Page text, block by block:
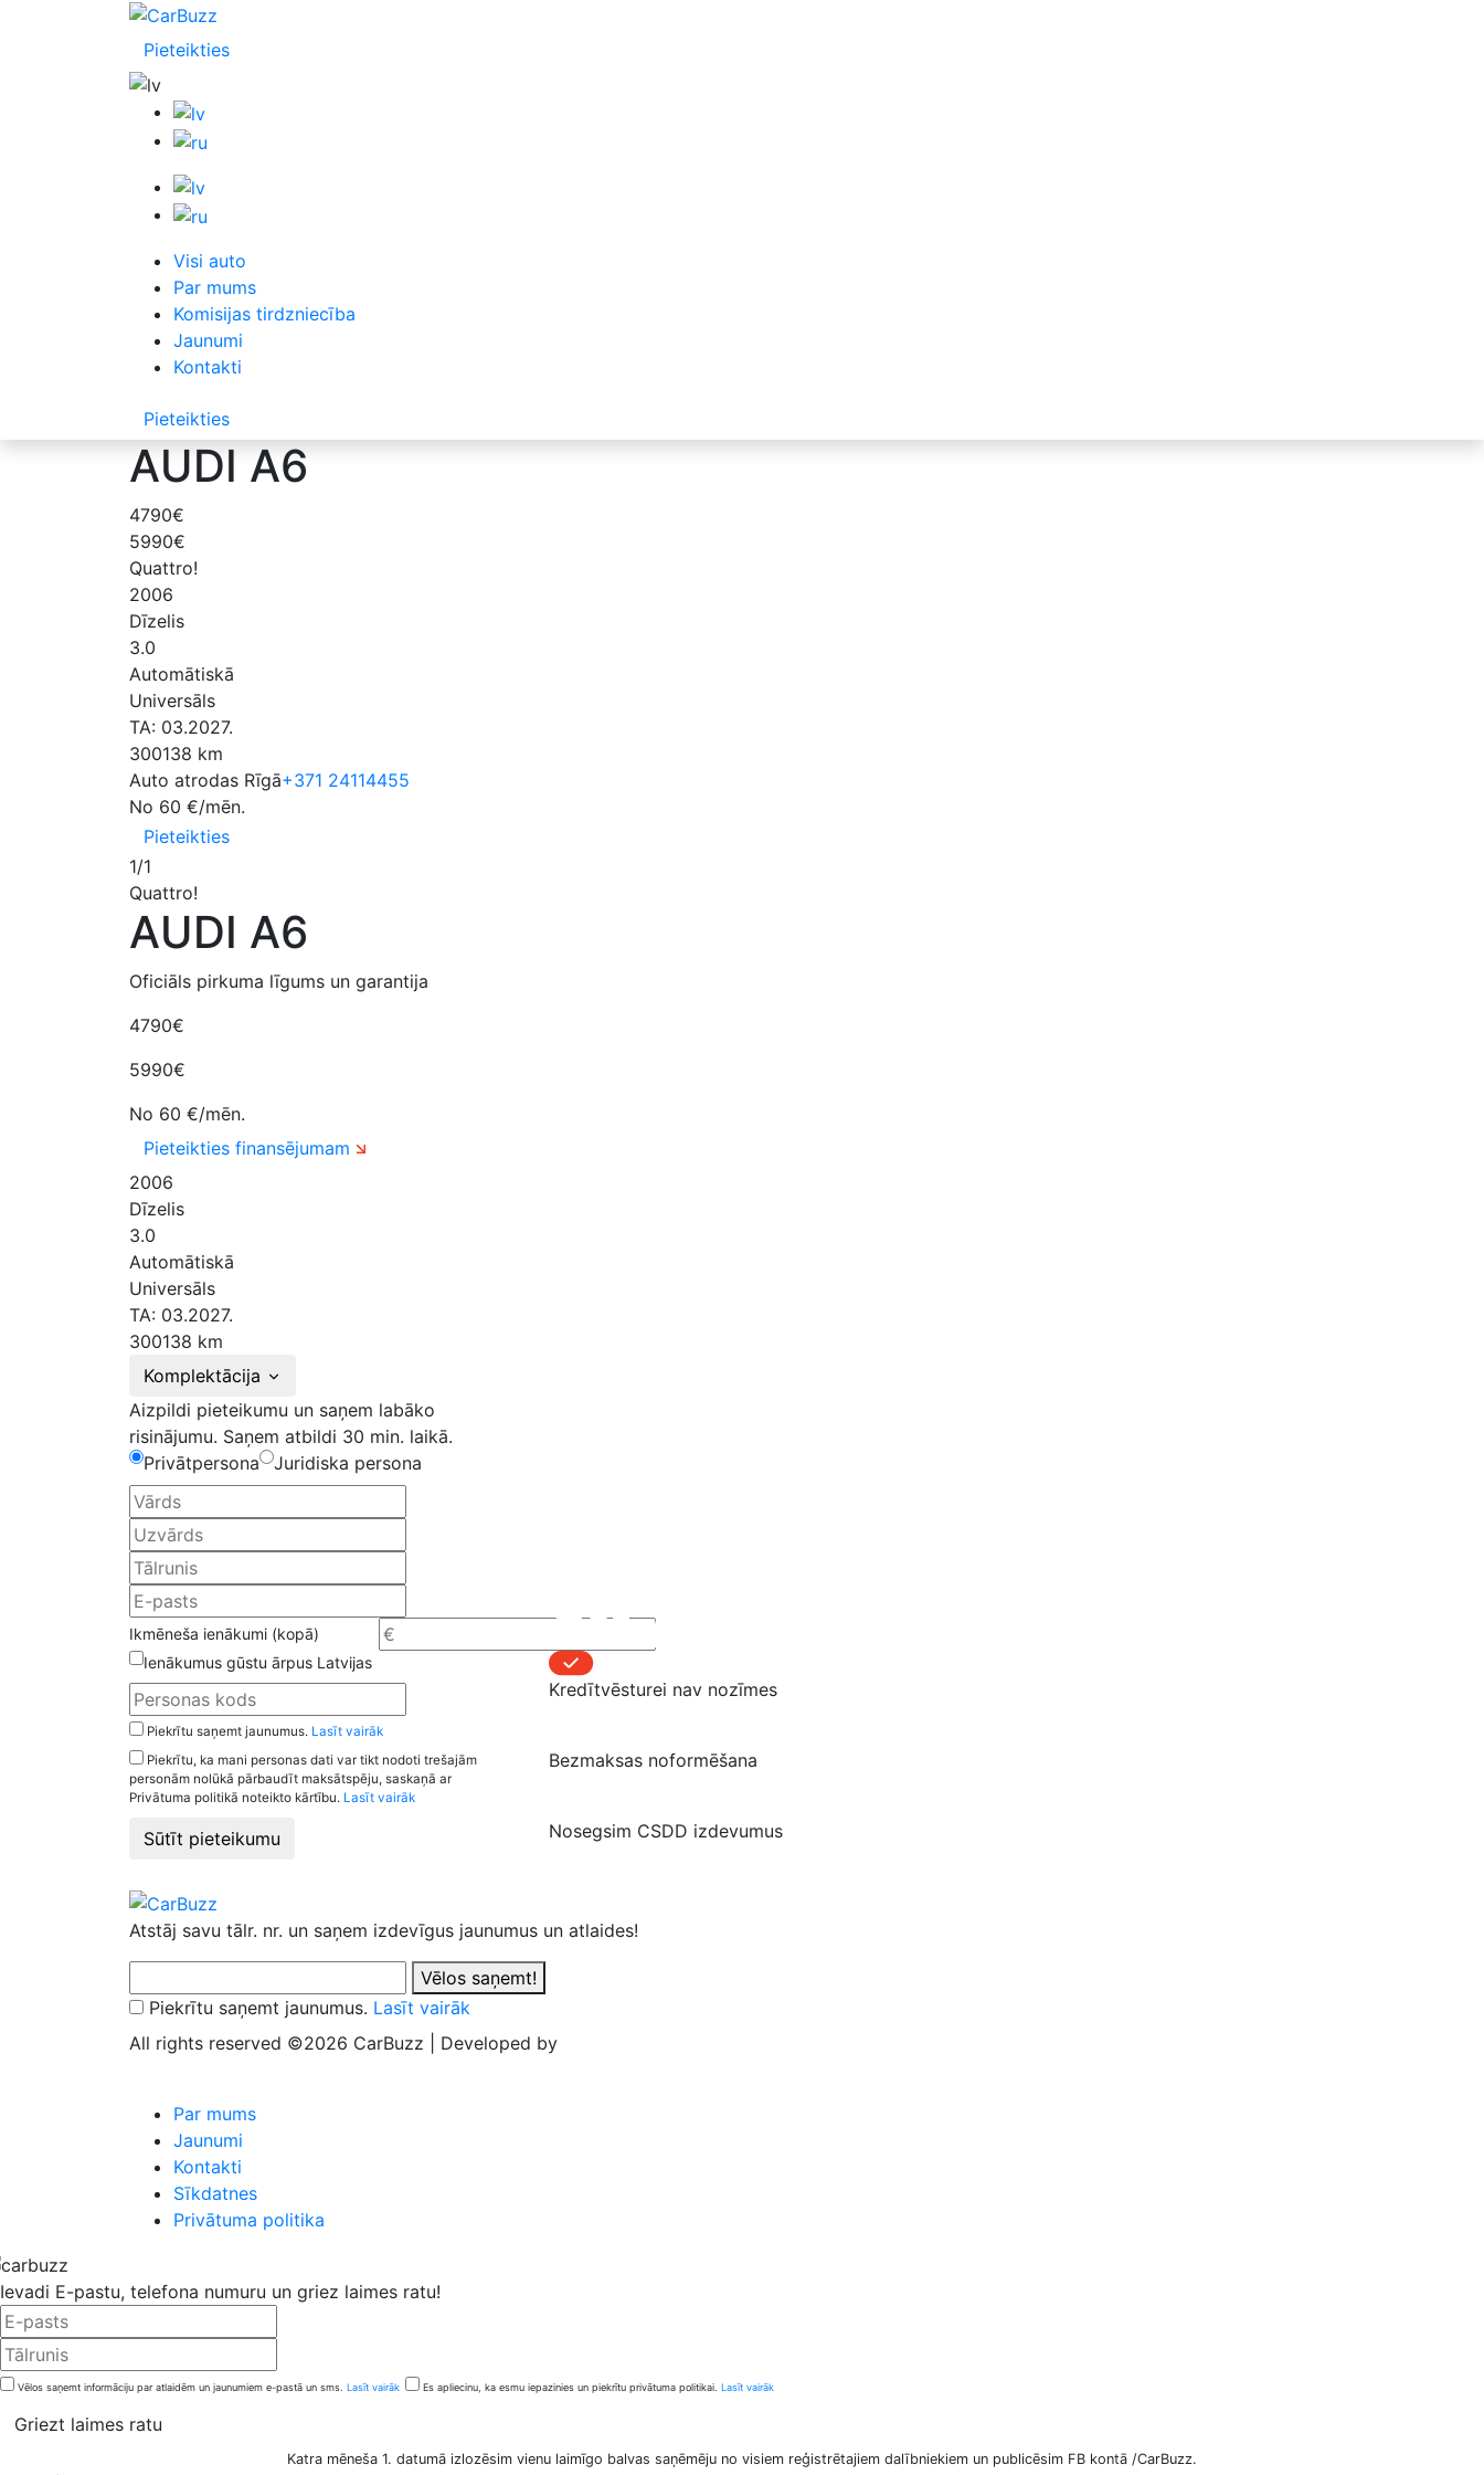
Pieteikties
Visi auto
Par mums
Komisijas tirdzniecība
Jaunumi
Kontakti
Pieteikties
AUDI A6
4790€
5990€
Quattro!
2006
Dīzelis
3.0
Automātiskā
Universāls
TA: 03.2027.
300138 km
Auto atrodas Rīgā+371 24114455
No 60 €/mēn.
Pieteikties
1/1
Quattro!
AUDI A6
Oficiāls pirkuma līgums un garantija
4790€
5990€
No 60 €/mēn.
Pieteikties finansējumam
2006
Dīzelis
3.0
Automātiskā
Universāls
TA: 03.2027.
300138 km
Komplektācija
Aizpildi pieteikumu un saņem labāko
risinājumu. Saņem atbildi 30 min. laikā.
Privātpersona
Juridiska persona
Ikmēneša ienākumi (kopā)
Ienākumus gūstu ārpus Latvijas
Piekrītu saņemt jaunumus. Lasīt vairāk
Piekrītu, ka mani personas dati var tikt nodoti trešajām
personām nolūkā pārbaudīt maksātspēju, saskaņā ar
Privātuma politikā noteikto kārtību. Lasīt vairāk
Sūtīt pieteikumu
Kredītvēsturei nav nozīmes
Bezmaksas noformēšana
Nosegsim CSDD izdevumus
Atstāj savu tālr. nr. un saņem izdevīgus jaunumus un atlaides!
Vēlos saņemt!
Piekrītu saņemt jaunumus. Lasīt vairāk
All rights reserved ©2026 CarBuzz | Developed by
Par mums
Jaunumi
Kontakti
Sīkdatnes
Privātuma politika
Ievadi E-pastu, telefona numuru un griez laimes ratu!
Vēlos saņemt informāciju par atlaidēm un jaunumiem e-pastā un sms. Lasīt vairāk Es apliecinu, ka esmu iepazinies un piekrītu privātuma politikai. Lasīt vairāk
Griezt laimes ratu
Katra mēneša 1. datumā izlozēsim vienu laimīgo balvas saņēmēju no visiem reģistrētajiem dalībniekiem un publicēsim FB kontā /CarBuzz.